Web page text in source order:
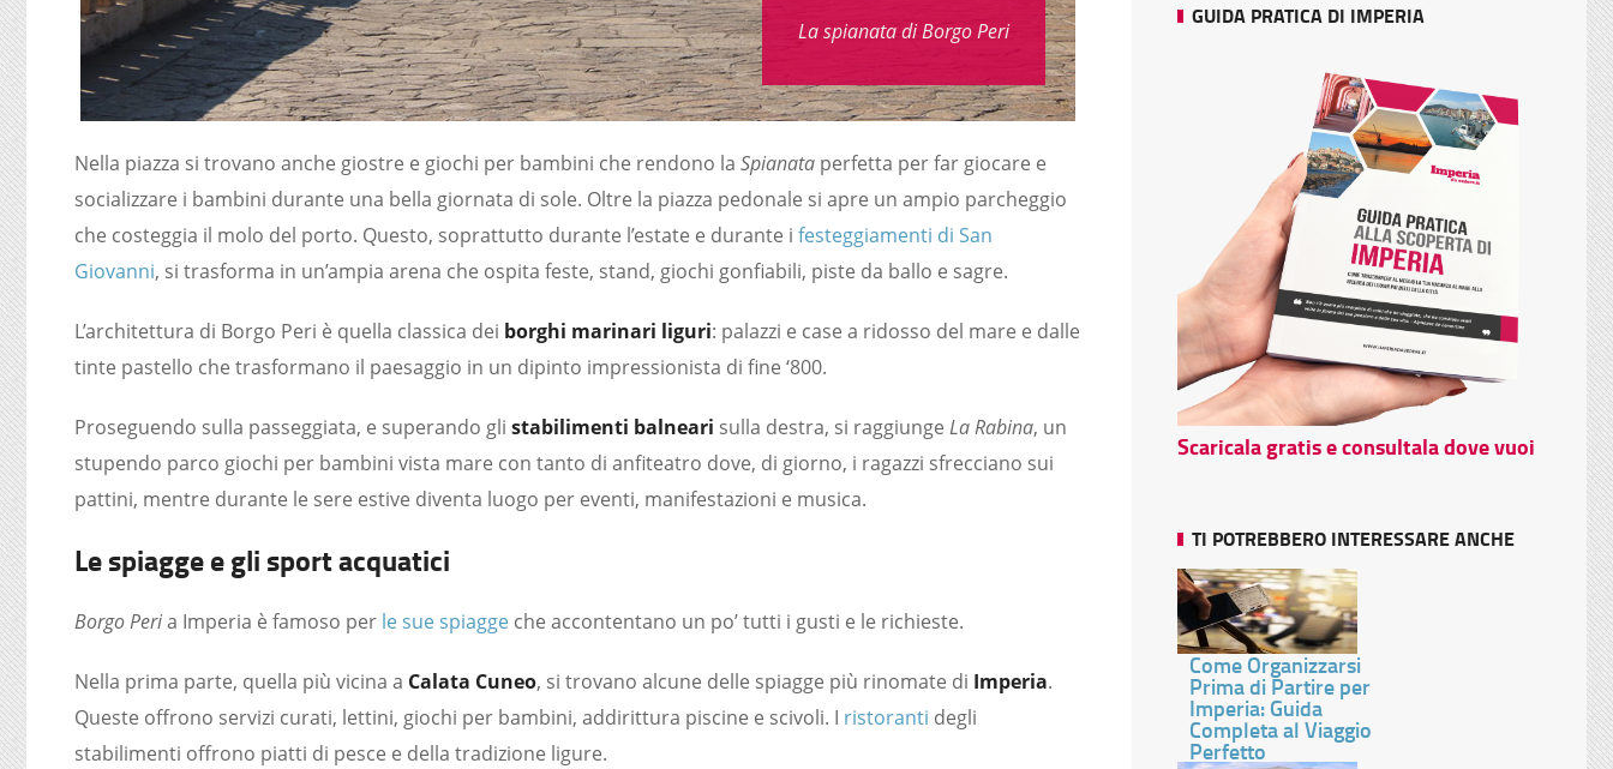
La spianata di Borgo Peri
Nella piazza si trovano anche giostre e giochi per bambini che rendono la Spianata perfetta per far giocare e
socializzare i bambini durante una bella giornata di sole. Oltre la piazza pedonale si apre un ampio parcheggio
che costeggia il molo del porto. Questo, soprattutto durante l’estate e durante i festeggiamenti di San
Giovanni, si trasforma in un’ampia arena che ospita feste, stand, giochi gonfiabili, piste da ballo e sagre.
L’architettura di Borgo Peri è quella classica dei borghi marinari liguri: palazzi e case a ridosso del mare e dalle
tinte pastello che trasformano il paesaggio in un dipinto impressionista di fine ‘800.
Proseguendo sulla passeggiata, e superando gli stabilimenti balneari sulla destra, si raggiunge La Rabina, un
stupendo parco giochi per bambini vista mare con tanto di anfiteatro dove, di giorno, i ragazzi sfrecciano sui
pattini, mentre durante le sere estive diventa luogo per eventi, manifestazioni e musica.
Le spiagge e gli sport acquatici
Borgo Peria Imperia è famoso per le sue spiagge che accontentano un po’ tutti i gusti e le richieste.
Nella prima parte, quella più vicina a Calata Cuneo, si trovano alcune delle spiagge più rinomate di Imperia.
Queste offrono servizi curati, lettini, giochi per bambini, addirittura piscine e scivoli. I ristoranti degli
stabilimenti offrono piatti di pesce e della tradizione ligure.
GUIDA PRATICA DI IMPERIA
Scaricala gratis e consultala dove vuoi
TI POTREBBERO INTERESSARE ANCHE
Come Organizzarsi
Prima di Partire per
Imperia: Guida
Completa al Viaggio
Perfetto